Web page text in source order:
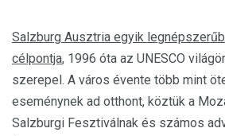
Salzburg Ausztria egyik
célpontja, 1996 óta az UNESCO
szerepel. A város évente több mint
eseménynek ad otthont, köztük a
Salzburgi Fesztiválnak és számos